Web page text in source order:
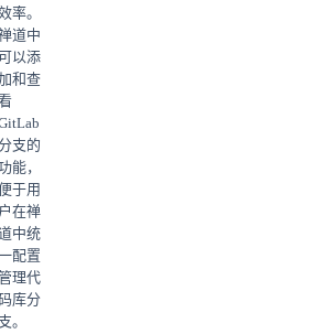
率。
道中
以添
和查
支的
能，
于用
在禅
中统
配置
理代
库分
。